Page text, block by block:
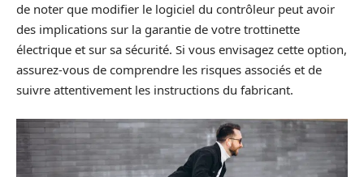
de noter que modifier le logiciel du contrôleur peut avoir
des implications sur la garantie de votre trottinette
électrique et sur sa sécurité. Si vous envisagez cette option,
assurez-vous de comprendre les risques associés et de
suivre attentivement les instructions du fabricant.